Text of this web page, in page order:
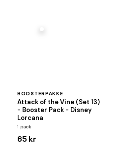
BOOSTERPAKKE
Attack of the Vine (Set 13)
- Booster Pack - Disney
Lorcana
1 pack
65 kr